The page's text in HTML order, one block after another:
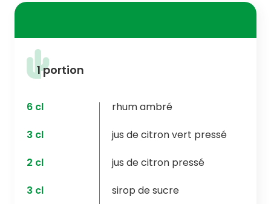
1 portion
6 cl
rhum ambré
3 cl
jus de citron vert pressé
2 cl
jus de citron pressé
3 cl
sirop de sucre